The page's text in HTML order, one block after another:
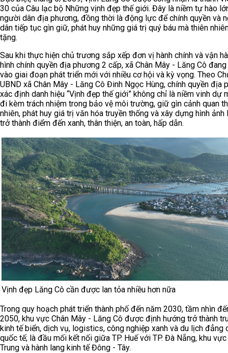
30 của Câu lạc bộ Những vịnh đẹp thế giới. Đây là niềm tự hào
người dân địa phương, đồng thời là động lực để chính quyền và
dân tiếp tục gìn giữ, phát huy những giá trị quý báu mà thiên
tặng.
Sau khi thực hiện chủ trương sắp xếp đơn vị hành chính và vận
hình chính quyền địa phương 2 cấp, xã Chân Mây - Lăng Cô
vào giai đoạn phát triển mới với nhiều cơ hội và kỳ vọng. Theo
UBND xã Chân Mây - Lăng Cô Đinh Ngọc Hùng, chính quyền địa
xác định danh hiệu “Vịnh đẹp thế giới” không chỉ là niềm vinh dự
đi kèm trách nhiệm trong bảo vệ môi trường, giữ gìn cảnh quan
nhiên, phát huy giá trị văn hóa truyền thống và xây dựng hình ảnh
trở thành điểm đến xanh, thân thiện, an toàn, hấp dẫn.
Vịnh đẹp Lăng Cô cần được lan tỏa nhiều hơn nữa
Trong quy hoạch phát triển thành phố đến năm 2030, tầm nhìn
2050, khu vực Chân Mây - Lăng Cô được định hướng trở thành
kinh tế biển, dịch vụ, logistics, công nghiệp xanh và du lịch đẳng
quốc tế; là đầu mối kết nối giữa TP. Huế với TP. Đà Nẵng, khu
Trung và hành lang kinh tế Đông - Tây.